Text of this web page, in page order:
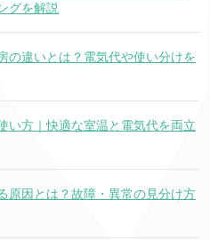
グを解説
の違いとは？電気代や使い分けを
い方｜快適な室温と電気代を両立
原因とは？故障・異常の見分け方